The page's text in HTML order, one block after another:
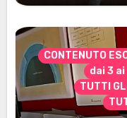
CONTENUTO
dai 3
TUTTI